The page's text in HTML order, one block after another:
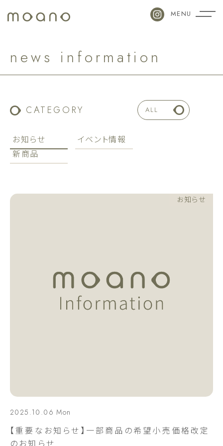
MENU
n ews i n fo rm ati o n
CATEGORY
お知らせ
イベント情報
新商品
ALL
お知らせ
2025.10.06 Mon
【重要なお知らせ】一部商品の希望小売価格改定
のお知らせ